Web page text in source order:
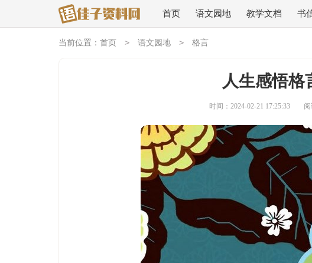
首页 语文园地 教学文档 书
当前位置： 首页 > 语文园地 > 格言
人生感悟格
时间：2024-02-21 17:25:33